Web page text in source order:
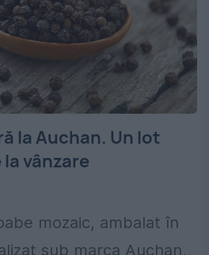
la Auchan. Un lot
vânzare
mozaic, ambalat în
sub marca Auchan,